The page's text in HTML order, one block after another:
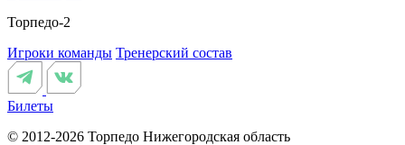
Торпедо-2
Игроки команды Тренерский состав
Билеты
© 2012-2026 Торпедо Нижегородская область